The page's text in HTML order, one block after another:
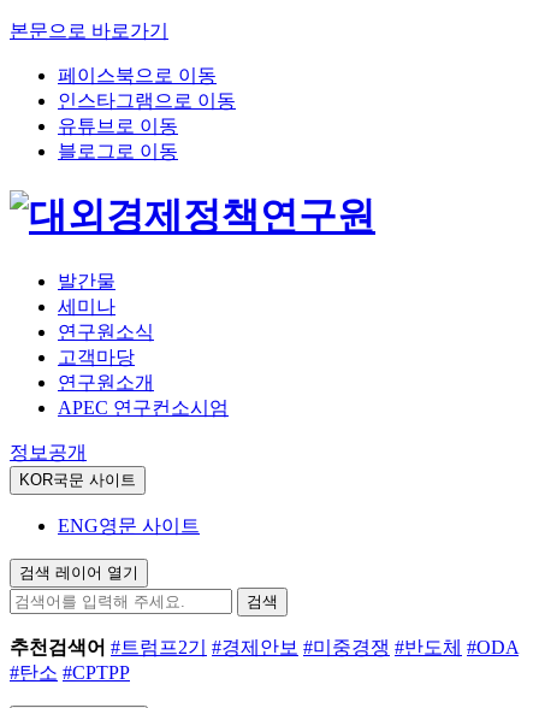
본문으로 바로가기
페이스북으로 이동
인스타그램으로 이동
유튜브로 이동
블로그로 이동
발간물
세미나
연구원소식
고객마당
연구원소개
APEC 연구컨소시엄
정보공개
KOR국문 사이트
ENG영문 사이트
검색 레이어 열기
검색
추천검색어 #트럼프2기 #경제안보 #미중경쟁 #반도체 #ODA
#탄소 #CPTPP